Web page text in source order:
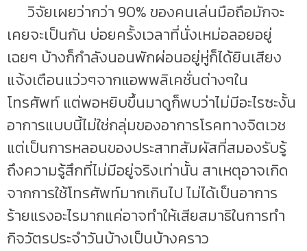
วิจัยเผยว่ากว่า 90% ของคนเล่นมือถือมักจะ
เคยจะเป็นกัน บ่อยครั้งเวลาที่นั่งเหม่อลอยอยู่
เฉยๆ บ้างก็กำลังนอนพักผ่อนอยู่หู่ก็ได้ยินเสียง
แจ้งเตือนแว่วๆจากแอพพลิเคชั่นต่างๆใน
โทรศัพท์ แต่พอหยิบขึ้นมาดูก็พบว่าไม่มีอะไรซะงั้น
อาการแบบนี้ไม่ใช่กลุ่มของอาการโรคทางจิตเวช
แต่เป็นการหลอนของประสาทสัมผัสที่สมองรับรู้
ถึงความรู้สึกที่ไม่มีอยู่จริงเท่านั้น สาเหตุอาจเกิด
จากการใช้โทรศัพท์มากเกินไป ไม่ได้เป็นอาการ
ร้ายแรงอะไรมากแค่อาจทำให้เสียสมาธิในการทำ
กิจวัตรประจำวันบ้างเป็นบ้างคราว